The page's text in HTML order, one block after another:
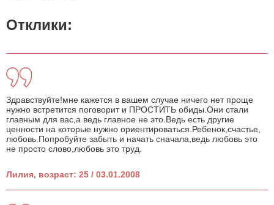
Отклики:
Здравствуйте!мне кажется в вашем случае ничего нет проще
нужно встретится поговорит и ПРОСТИТЬ обиды.Они стали
главным для вас,а ведь главное не это.Ведь есть другие
ценности на которые нужно ориентироваться.Ребенок,счастье,
любовь.Попробуйте забыть и начать сначала,ведь любовь это
не просто слово,любовь это труд.
Лилия, возраст: 25 / 03.01.2008